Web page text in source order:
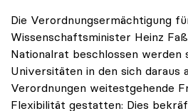
Die Verordnungsermächtigung
Wissenschaftsminister Heinz
Nationalrat beschlossen werden
Universitäten in den sich daraus
Verordnungen weitestgehende
Flexibilität gestatten: Dies